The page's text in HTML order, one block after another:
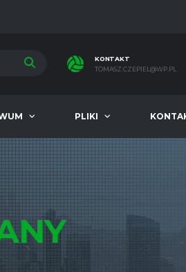
KONTAKT
TOMASZ.CZEPIEL@WP.PL
PLIKI